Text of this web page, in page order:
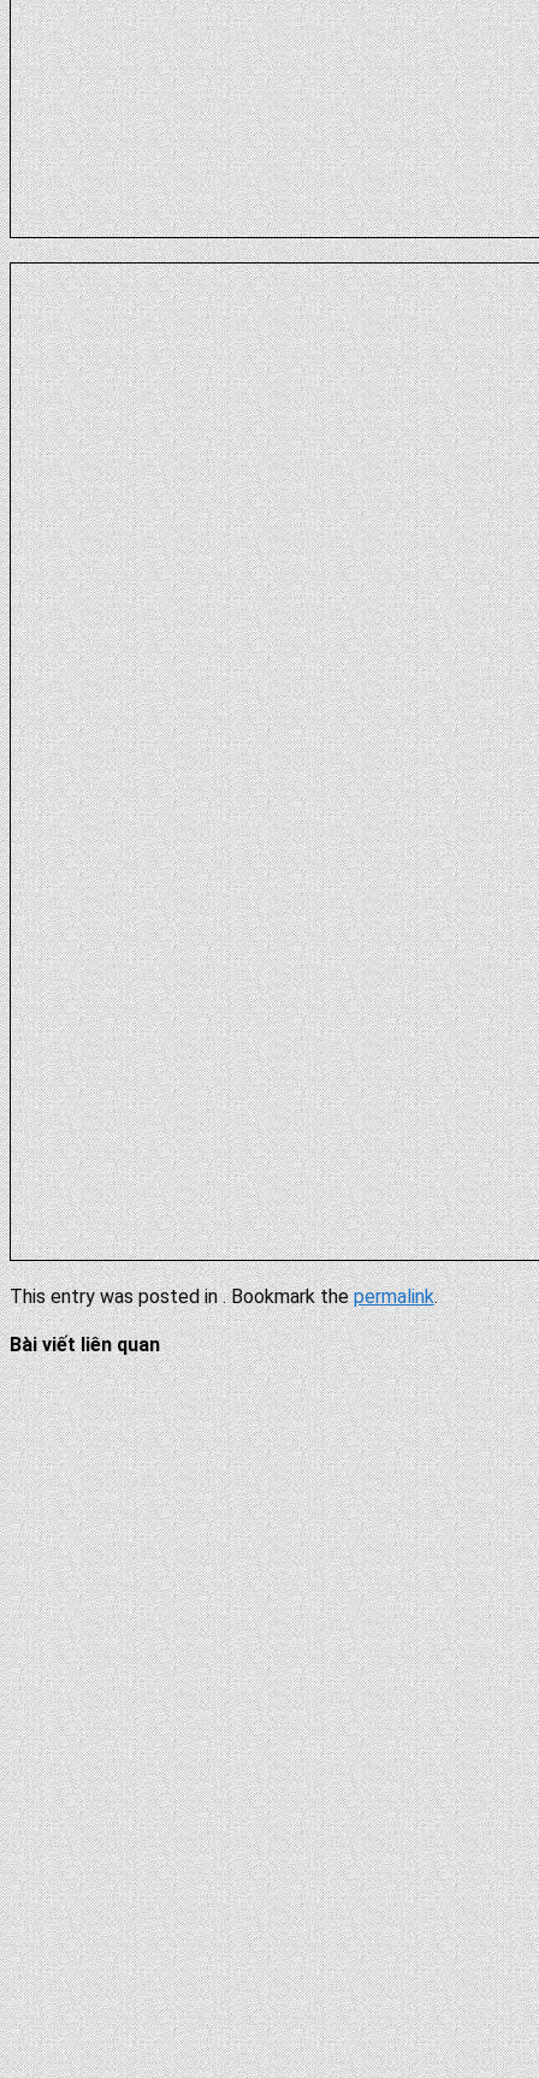
This entry was posted in . Bookmark thepermalink.
Bài viết liên quan